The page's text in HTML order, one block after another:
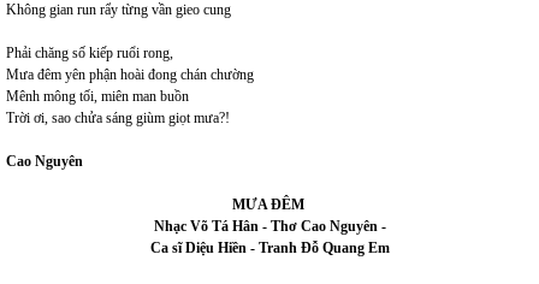
Không gian run rẩy từng vần gieo cung
Phải chăng số kiếp ruổi rong,
Mưa đêm yên phận hoài đong chán chường
Mênh mông tối, miên man buồn
Trời ơi, sao chửa sáng giùm giọt mưa?!
Cao Nguyên
MƯA ĐÊM
Nhạc Võ Tá Hân - Thơ Cao Nguyên -
Ca sĩ Diệu Hiền - Tranh Đỗ Quang Em